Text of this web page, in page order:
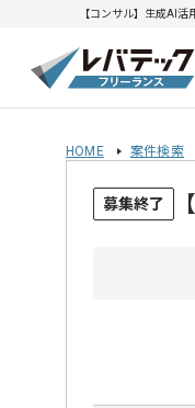
【コンサル】生成AI
HOME 案件検索
募集終了